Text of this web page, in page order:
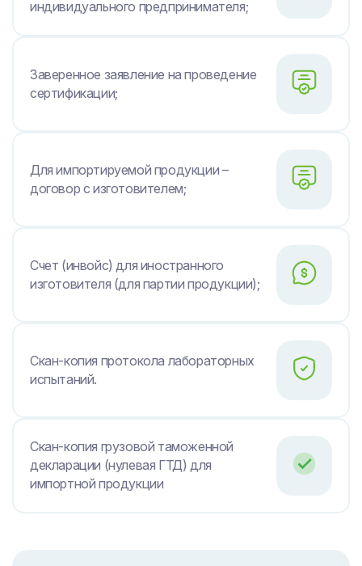
индивидуального предпринимателя;
Заверенное заявление на проведение
сертификации;
Для импортируемой продукции –
договор с изготовителем;
Счет (инвойс) для иностранного
изготовителя (для партии продукции);
Скан-копия протокола лабораторных
испытаний.
Скан-копия грузовой таможенной
декларации (нулевая ГТД) для
импортной продукции